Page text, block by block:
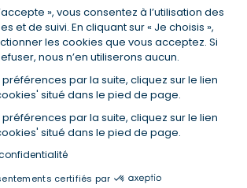
», vous consentez à l’utilisation des
et de suivi. En cliquant sur « Je choisis »,
les cookies que vous acceptez. Si
nous n’en utiliserons aucun.
par la suite, cliquez sur le lien
situé dans le pied de page.
par la suite, cliquez sur le lien
situé dans le pied de page.
certifiés par
un crédit consommation d'un montant fixé entre
selon profil et durée.
des mensualités entraîne l'allongement
ainsi que la hausse du coût total du
mutualistes, spécialisées, directions
de crédit selon votre profil et votre demande.
et courtiers d'assurances. Selon votre profil et
de crédit, selon votre profil et votre demande.